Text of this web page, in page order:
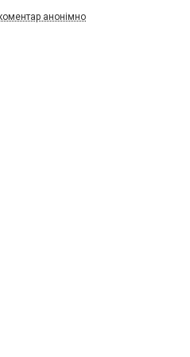
анонімно